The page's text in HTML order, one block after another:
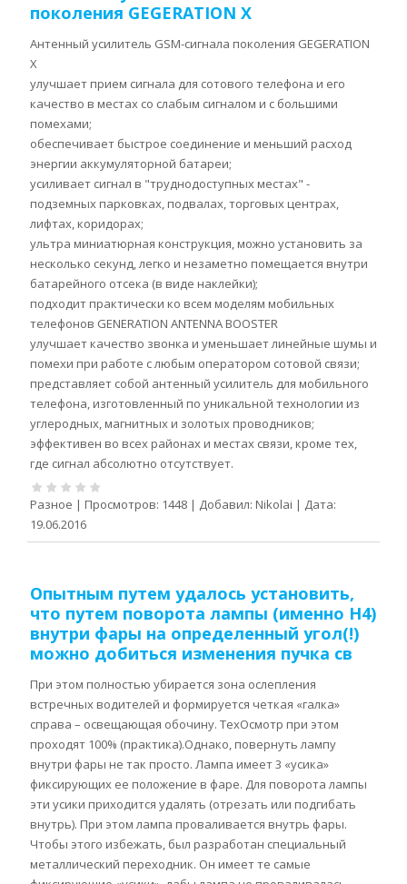
поколения GEGERATION X
Антенный усилитель GSM-сигнала поколения GEGERATION
X
улучшает прием сигнала для сотового телефона и его
качество в местах со слабым сигналом и с большими
помехами;
обеспечивает быстрое соединение и меньший расход
энергии аккумуляторной батареи;
усиливает сигнал в "труднодоступных местах" -
подземных парковках, подвалах, торговых центрах,
лифтах, коридорах;
ультра миниатюрная конструкция, можно установить за
несколько секунд, легко и незаметно помещается внутри
батарейного отсека (в виде наклейки);
подходит практически ко всем моделям мобильных
телефонов GENERATION ANTENNA BOOSTER
улучшает качество звонка и уменьшает линейные шумы и
помехи при работе с любым оператором сотовой связи;
представляет собой антенный усилитель для мобильного
телефона, изготовленный по уникальной технологии из
углеродных, магнитных и золотых проводников;
эффективен во всех районах и местах связи, кроме тех,
где сигнал абсолютно отсутствует.
Разное | Просмотров: 1448 | Добавил: Nikolai | Дата:
19.06.2016
Опытным путем удалось установить,
что путем поворота лампы (именно Н4)
внутри фары на определенный угол(!)
можно добиться изменения пучка св
При этом полностью убирается зона ослепления
встречных водителей и формируется четкая «галка»
справа – освещающая обочину. ТехОсмотр при этом
проходят 100% (практика).Однако, повернуть лампу
внутри фары не так просто. Лампа имеет 3 «усика»
фиксирующих ее положение в фаре. Для поворота лампы
эти усики приходится удалять (отрезать или подгибать
внутрь). При этом лампа проваливается внутрь фары.
Чтобы этого избежать, был разработан специальный
металлический переходник. Он имеет те самые